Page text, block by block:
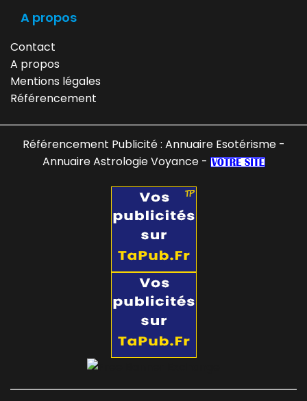
A propos
Contact
A propos
Mentions légales
Référencement
Référencement Publicité : Annuaire Esotérisme-
Annuaire Astrologie Voyance-